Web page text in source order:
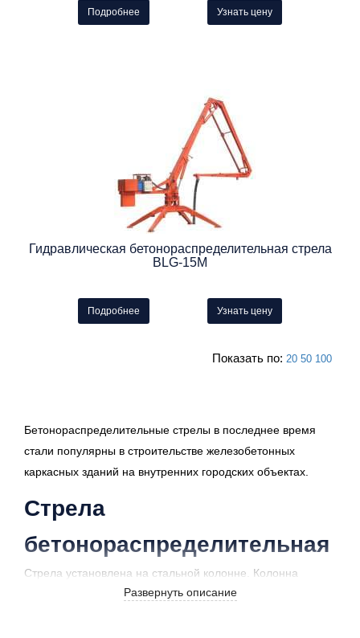
Подробнее Узнать цену
Гидравлическая бетонораспределительная стрела
BLG-15M
Подробнее Узнать цену
Показать по: 20 50 100
Бетонораспределительные стрелы в последнее время
стали популярны в строительстве железобетонных
каркасных зданий на внутренних городских объектах.
Стрела
бетонораспределительная
Стрела установлена ​​на стальной колонне. Колонна
поддерживается крестообразным основанием или
Развернуть описание